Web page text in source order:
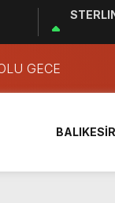
Dev Tesis
GECE
İtfaiye Daire
Dr. Mustafa
Sızıntı
alanlar için
BALIKESİR